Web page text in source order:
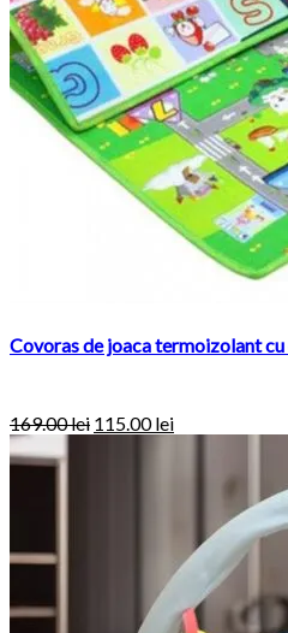
Covoras de joaca termoizolant
169.00 lei 115.00 lei